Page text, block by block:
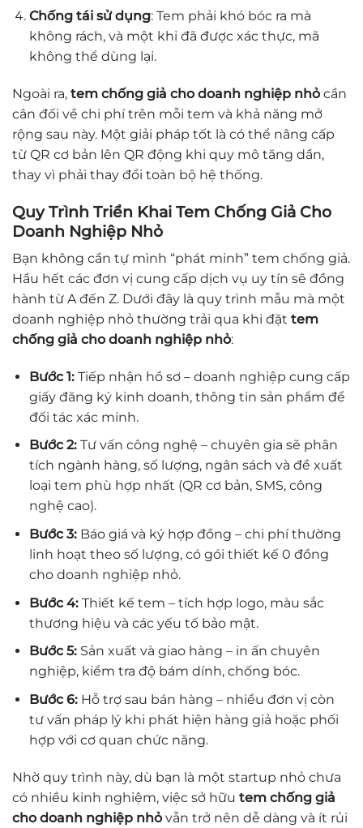
Chống tái sử dụng: Tem phải khó bóc ra mà
không rách, và một khi đã được xác thực, mã
không thể dùng lại.
Ngoài ra, tem chống giả cho doanh nghiệp nhỏ cần
cân đối về chi phí trên mỗi tem và khả năng mở
rộng sau này. Một giải pháp tốt là có thể nâng cấp
từ QR cơ bản lên QR động khi quy mô tăng dần,
thay vì phải thay đổi toàn bộ hệ thống.
Quy Trình Triển Khai Tem Chống Giả Cho
Doanh Nghiệp Nhỏ
Bạn không cần tự mình “phát minh” tem chống giả.
Hầu hết các đơn vị cung cấp dịch vụ uy tín sẽ đồng
hành từ A đến Z. Dưới đây là quy trình mẫu mà một
doanh nghiệp nhỏ thường trải qua khi đặt tem
chống giả cho doanh nghiệp nhỏ:
Bước 1:Tiếp nhận hồ sơ – doanh nghiệp cung cấp
giấy đăng ký kinh doanh, thông tin sản phẩm để
đối tác xác minh.
Bước 2:Tư vấn công nghệ – chuyên gia sẽ phân
tích ngành hàng, số lượng, ngân sách và đề xuất
loại tem phù hợp nhất (QR cơ bản, SMS, công
nghệ cao).
Bước 3:Báo giá và ký hợp đồng – chi phí thường
linh hoạt theo số lượng, có gói thiết kế 0 đồng
cho doanh nghiệp nhỏ.
Bước 4:Thiết kế tem – tích hợp logo, màu sắc
thương hiệu và các yếu tố bảo mật.
Bước 5:Sản xuất và giao hàng – in ấn chuyên
nghiệp, kiểm tra độ bám dính, chống bóc.
Bước 6:Hỗ trợ sau bán hàng – nhiều đơn vị còn
tư vấn pháp lý khi phát hiện hàng giả hoặc phối
hợp với cơ quan chức năng.
Nhờ quy trình này, dù bạn là một startup nhỏ chưa
có nhiều kinh nghiệm, việc sở hữu tem chống giả
cho doanh nghiệp nhỏ vẫn trở nên dễ dàng và ít rủi